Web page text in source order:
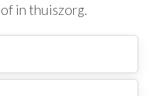
in thuiszorg.